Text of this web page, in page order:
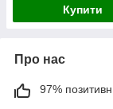
Купити
Про нас
97%